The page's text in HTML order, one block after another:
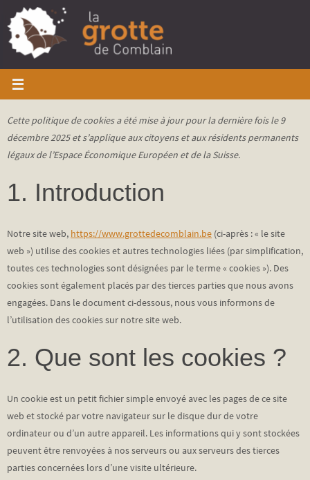
Skip
to
content
Cette politique de cookies a été mise à jour pour la dernière fois le 9
décembre 2025 et s’applique aux citoyens et aux résidents permanents
légaux de l’Espace Économique Européen et de la Suisse.
1. Introduction
Notre site web, https://www.grottedecomblain.be (ci-après : « le site
web ») utilise des cookies et autres technologies liées (par simplification,
toutes ces technologies sont désignées par le terme « cookies »). Des
cookies sont également placés par des tierces parties que nous avons
engagées. Dans le document ci-dessous, nous vous informons de
l’utilisation des cookies sur notre site web.
2. Que sont les cookies ?
Un cookie est un petit fichier simple envoyé avec les pages de ce site
web et stocké par votre navigateur sur le disque dur de votre
ordinateur ou d’un autre appareil. Les informations qui y sont stockées
peuvent être renvoyées à nos serveurs ou aux serveurs des tierces
parties concernées lors d’une visite ultérieure.